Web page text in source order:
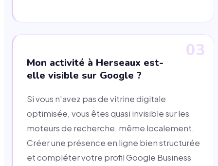
03
Mon activité à Herseaux est-
elle visible sur Google ?
Si vous n'avez pas de vitrine digitale
optimisée, vous êtes quasi invisible sur les
moteurs de recherche, même localement.
Créer une présence en ligne bien structurée
et compléter votre profil Google Business